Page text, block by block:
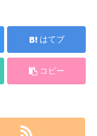
はてブ
コピー